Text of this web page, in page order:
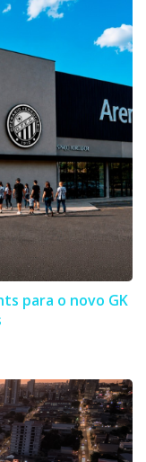
para o novo GK